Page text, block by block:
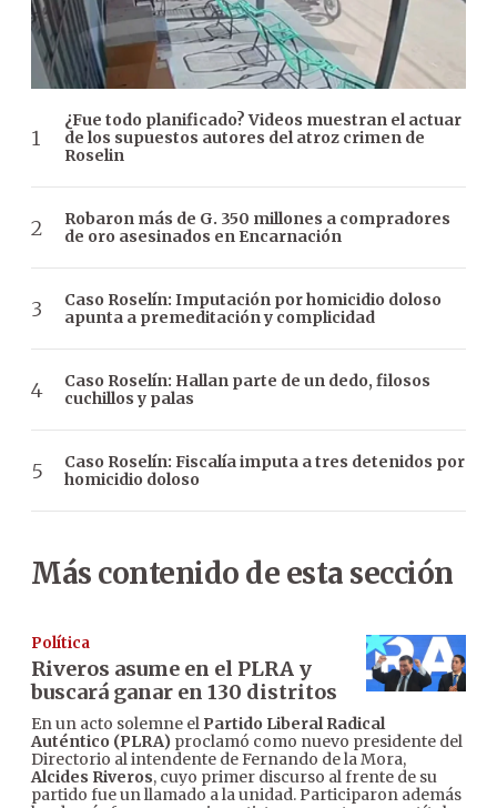
¿Fue todo planificado? Videos muestran el actuar
de los supuestos autores del atroz crimen de
Roselin
Robaron más de G. 350 millones a compradores
de oro asesinados en Encarnación
Caso Roselín: Imputación por homicidio doloso
apunta a premeditación y complicidad
Caso Roselín: Hallan parte de un dedo, filosos
cuchillos y palas
Caso Roselín: Fiscalía imputa a tres detenidos por
homicidio doloso
Más contenido de esta sección
Política
Riveros asume en el PLRA y
buscará ganar en 130 distritos
En un acto solemne el Partido Liberal Radical
Auténtico (PLRA) proclamó como nuevo presidente del
Directorio al intendente de Fernando de la Mora,
Alcides Riveros, cuyo primer discurso al frente de su
partido fue un llamado a la unidad. Participaron además